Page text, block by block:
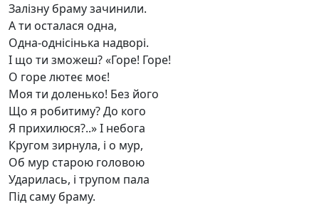
Залізну браму зачинили.
А ти осталася одна,
Одна-однісінька надворі.
І що ти зможеш? «Горе! Горе!
О горе лютеє моє!
Моя ти доленько! Без його
Що я робитиму? До кого
Я прихилюся?..» І небога
Кругом зирнула, і о мур,
Об мур старою головою
Ударилась, і трупом пала
Під саму браму.